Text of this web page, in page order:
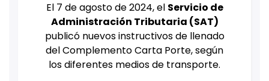
El 7 de agosto de 2024, el Servicio de
Administración Tributaria (SAT)
publicó nuevos instructivos de llenado
del Complemento Carta Porte, según
los diferentes medios de transporte.